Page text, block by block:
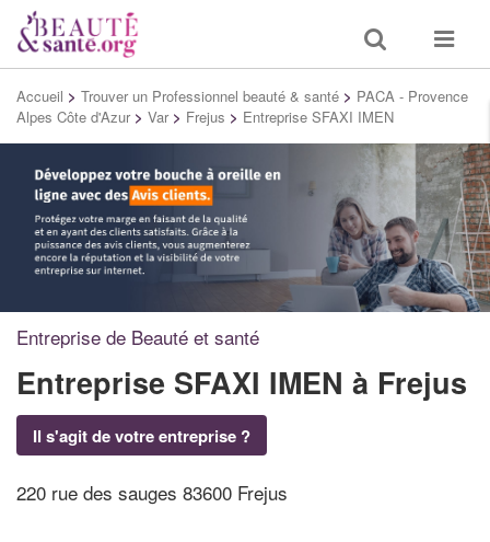
Toggle
search
Toggle
Accueil > Trouver un Professionnel beauté & santé > PACA - Provence
Alpes Côte d'Azur > Var > Frejus > Entreprise SFAXI IMEN
Entreprise de Beauté et santé
Entreprise SFAXI IMEN à Frejus
Il s'agit de votre entreprise ?
220 rue des sauges 83600 Frejus